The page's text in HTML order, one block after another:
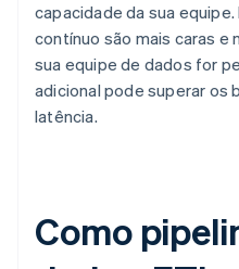
capacidade da sua
contínuo são mais caras e
sua equipe de dados for
adicional pode superar os
latência.
Como